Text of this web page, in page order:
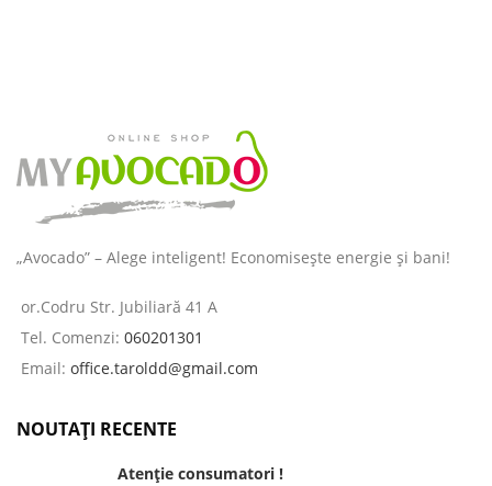
„Avocado” – Alege inteligent! Economisește energie și bani!
or.Codru Str. Jubiliară 41 A
Tel. Comenzi: 060201301
Email: office.taroldd@gmail.com
NOUTAȚI RECENTE
Atenție consumatori !